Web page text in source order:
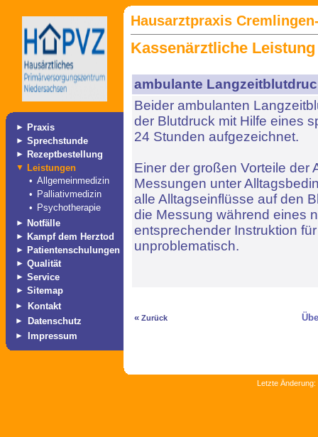
► Praxis
► Sprechstunde
► Rezeptbestellung
▼ Leistungen
• Allgemeinmedizin
• Palliativmedizin
• Psychotherapie
► Notfälle
► Kampf dem Herztod
► Patientenschulungen
► Qualität
► Service
► Sitemap
► Kontakt
► Datenschutz
► Impressum
Hausarztpraxis
Kassenärztliche Leistung
ambulante
Beider ambulanten
der Blutdruck mit Hilfe eines
24 Stunden aufgezeichnet.
Einer der großen Vorteile der
Messungen unter
alle Alltagseinflüsse auf den
die Messung während eines
entsprechender Instruktion
unproblematisch.
« Zurück
Letzte